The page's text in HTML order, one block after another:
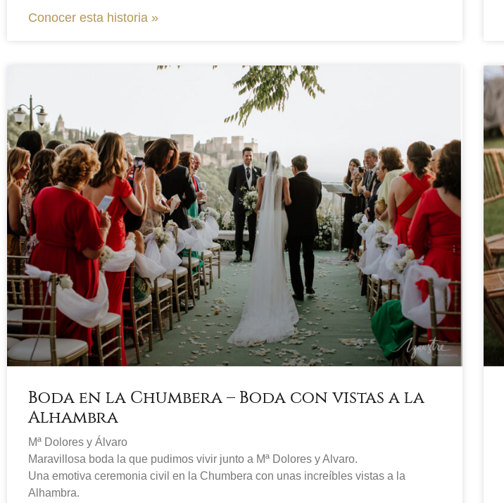
Conocer esta historia »
Boda en la Chumbera – Boda con vistas a la
Alhambra
Mª Dolores y Álvaro
Maravillosa boda la que pudimos vivir junto a Mª Dolores y Alvaro.
Una emotiva ceremonia civil en la Chumbera con unas increíbles vistas a la
Alhambra.